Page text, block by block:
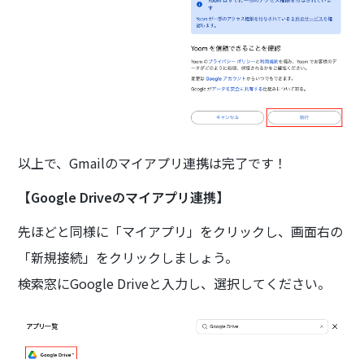
以上で、Gmailのマイアプリ連携は完了です！
【Google Driveのマイアプリ連携】
先ほどと同様に「マイアプリ」をクリックし、画面右の
「新規接続」をクリックしましょう。
検索窓にGoogle Driveと入力し、選択してください。